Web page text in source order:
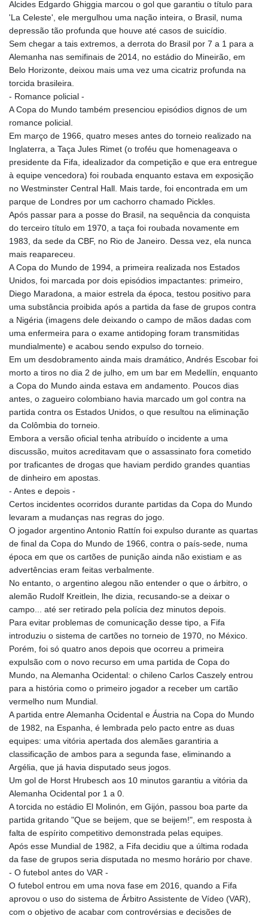
Alcides Edgardo Ghiggia marcou o gol que garantiu o título para
'La Celeste', ele mergulhou uma nação inteira, o Brasil, numa
depressão tão profunda que houve até casos de suicídio.
Sem chegar a tais extremos, a derrota do Brasil por 7 a 1 para a
Alemanha nas semifinais de 2014, no estádio do Mineirão, em
Belo Horizonte, deixou mais uma vez uma cicatriz profunda na
torcida brasileira.
- Romance policial -
A Copa do Mundo também presenciou episódios dignos de um
romance policial.
Em março de 1966, quatro meses antes do torneio realizado na
Inglaterra, a Taça Jules Rimet (o troféu que homenageava o
presidente da Fifa, idealizador da competição e que era entregue
à equipe vencedora) foi roubada enquanto estava em exposição
no Westminster Central Hall. Mais tarde, foi encontrada em um
parque de Londres por um cachorro chamado Pickles.
Após passar para a posse do Brasil, na sequência da conquista
do terceiro título em 1970, a taça foi roubada novamente em
1983, da sede da CBF, no Rio de Janeiro. Dessa vez, ela nunca
mais reapareceu.
A Copa do Mundo de 1994, a primeira realizada nos Estados
Unidos, foi marcada por dois episódios impactantes: primeiro,
Diego Maradona, a maior estrela da época, testou positivo para
uma substância proibida após a partida da fase de grupos contra
a Nigéria (imagens dele deixando o campo de mãos dadas com
uma enfermeira para o exame antidoping foram transmitidas
mundialmente) e acabou sendo expulso do torneio.
Em um desdobramento ainda mais dramático, Andrés Escobar foi
morto a tiros no dia 2 de julho, em um bar em Medellín, enquanto
a Copa do Mundo ainda estava em andamento. Poucos dias
antes, o zagueiro colombiano havia marcado um gol contra na
partida contra os Estados Unidos, o que resultou na eliminação
da Colômbia do torneio.
Embora a versão oficial tenha atribuído o incidente a uma
discussão, muitos acreditavam que o assassinato fora cometido
por traficantes de drogas que haviam perdido grandes quantias
de dinheiro em apostas.
- Antes e depois -
Certos incidentes ocorridos durante partidas da Copa do Mundo
levaram a mudanças nas regras do jogo.
O jogador argentino Antonio Rattín foi expulso durante as quartas
de final da Copa do Mundo de 1966, contra o país-sede, numa
época em que os cartões de punição ainda não existiam e as
advertências eram feitas verbalmente.
No entanto, o argentino alegou não entender o que o árbitro, o
alemão Rudolf Kreitlein, lhe dizia, recusando-se a deixar o
campo... até ser retirado pela polícia dez minutos depois.
Para evitar problemas de comunicação desse tipo, a Fifa
introduziu o sistema de cartões no torneio de 1970, no México.
Porém, foi só quatro anos depois que ocorreu a primeira
expulsão com o novo recurso em uma partida de Copa do
Mundo, na Alemanha Ocidental: o chileno Carlos Caszely entrou
para a história como o primeiro jogador a receber um cartão
vermelho num Mundial.
A partida entre Alemanha Ocidental e Áustria na Copa do Mundo
de 1982, na Espanha, é lembrada pelo pacto entre as duas
equipes: uma vitória apertada dos alemães garantiria a
classificação de ambos para a segunda fase, eliminando a
Argélia, que já havia disputado seus jogos.
Um gol de Horst Hrubesch aos 10 minutos garantiu a vitória da
Alemanha Ocidental por 1 a 0.
A torcida no estádio El Molinón, em Gijón, passou boa parte da
partida gritando "Que se beijem, que se beijem!", em resposta à
falta de espírito competitivo demonstrada pelas equipes.
Após esse Mundial de 1982, a Fifa decidiu que a última rodada
da fase de grupos seria disputada no mesmo horário por chave.
- O futebol antes do VAR -
O futebol entrou em uma nova fase em 2016, quando a Fifa
aprovou o uso do sistema de Árbitro Assistente de Vídeo (VAR),
com o objetivo de acabar com controvérsias e decisões de